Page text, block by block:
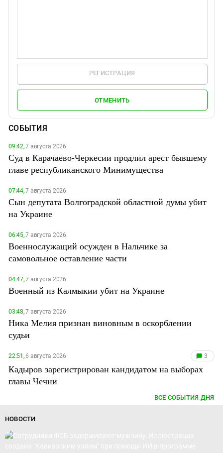
РЕГИСТРАЦИЯ
ОТМЕНИТЬ
СОБЫТИЯ
09:42,7 августа 2026
Суд в Карачаево-Черкесии продлил арест бывшему
главе республиканского Минимущества
07:44,7 августа 2026
Сын депутата Волгоградской областной думы убит
на Украине
06:45,7 августа 2026
Военнослужащий осужден в Нальчике за
самовольное оставление части
04:47,7 августа 2026
Военный из Калмыкии убит на Украине
03:48,7 августа 2026
Ника Мелия признан виновным в оскорблении
судьи
22:51,6 августа 2026 3
Кадыров зарегистрирован кандидатом на выборах
главы Чечни
ВСЕ СОБЫТИЯ ДНЯ
НОВОСТИ